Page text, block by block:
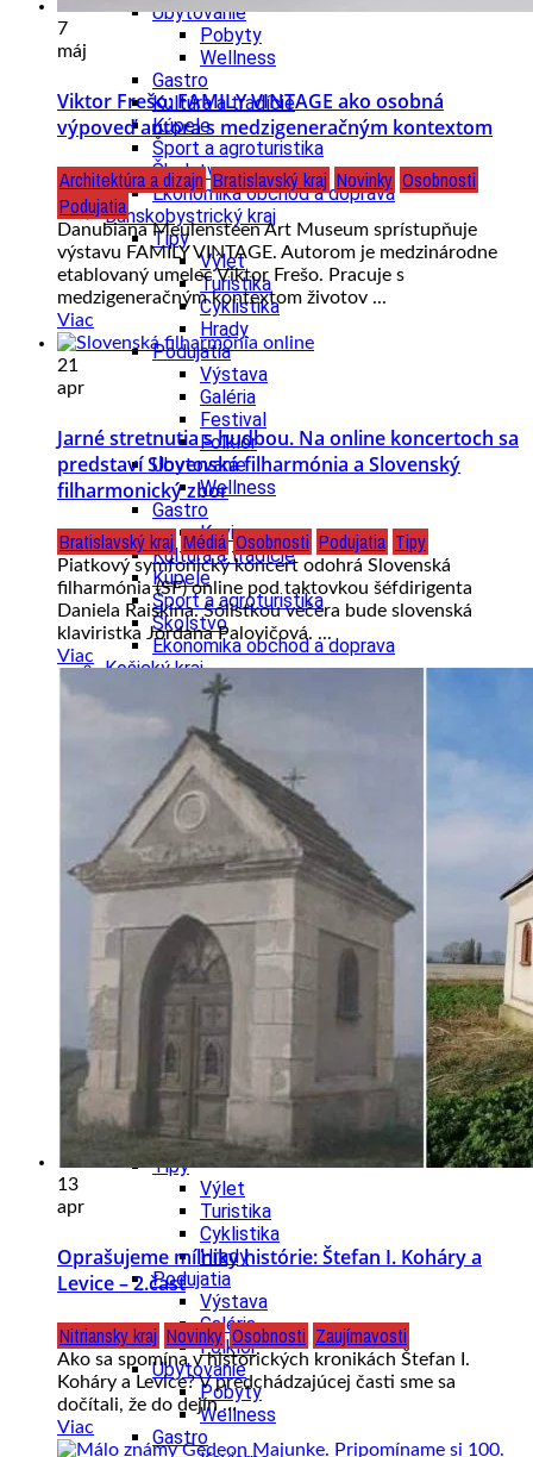
Ubytovanie
Pobyty
Wellness
Gastro
Kultúra a tradície
Kúpele
Šport a agroturistika
Školstvo
Ekonomika obchod a doprava
Banskobystrický kraj
Tipy
Výlet
Turistika
Cyklistika
Hrady
Podujatia
Výstava
Galéria
Festival
Folklór
Ubytovanie
Wellness
Gastro
Kaviarne
Kultúra a tradície
Kúpele
Šport a agroturistika
Školstvo
Ekonomika obchod a doprava
Košický kraj
Výlet
Turistika
Cyklistika
Hrady
Podujatia
Výstava
Galéria
Divadlo
Fašiangy
Ubytovanie
Pobyty
Gastro
Kaviarne
Víno
Kultúra a tradície
Šport a agroturistika
Školstvo
Ekonomika obchod a doprava
Prešovský kraj
Tipy
Výlet
Turistika
Cyklistika
Hrady
Podujatia
Výstava
Galéria
Folklór
Ubytovanie
Pobyty
Wellness
Gastro
7
máj
Viktor Frešo: FAMILY VINTAGE ako osobná
výpoveď autora s medzigeneračným kontextom
Architektúra a dizajn Bratislavský kraj Novinky Osobnosti
Podujatia
Danubiana Meulensteen Art Museum sprístupňuje
výstavu FAMILY VINTAGE. Autorom je medzinárodne
etablovaný umelec Viktor Frešo. Pracuje s
medzigeneračným kontextom životov ...
Viac
21
apr
Jarné stretnutia s hudbou. Na online koncertoch sa
predstaví Slovenská filharmónia a Slovenský
filharmonický zbor
Bratislavský kraj Médiá Osobnosti Podujatia Tipy
Piatkový symfonický koncert odohrá Slovenská
filharmónia (SF) online pod taktovkou šéfdirigenta
Daniela Raiskina. Sólistkou večera bude slovenská
klaviristka Jordana Palovičová. ...
Viac
13
apr
Oprašujeme míľniky histórie: Štefan I. Koháry a
Levice – 2.časť
Nitriansky kraj Novinky Osobnosti Zaujímavosti
Ako sa spomína v historických kronikách Štefan I.
Koháry a Levice? V predchádzajúcej časti sme sa
dočítali, že do dejín ...
Viac